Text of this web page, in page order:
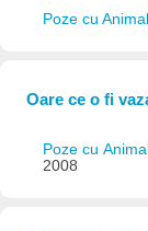
Poze cu
Oare ce o fi
Poze cu
2008